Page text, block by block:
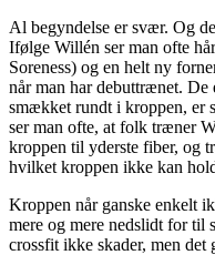
Al begyndelse er svær. Og
Ifølge Willén ser man ofte
Soreness) og en helt ny
når man har debuttrænet.
smækket rundt i kroppen,
ser man ofte, at folk træner
kroppen til yderste fiber, og
hvilket kroppen ikke kan
Kroppen når ganske enkelt
mere og mere nedslidt for til
crossfit ikke skader, men